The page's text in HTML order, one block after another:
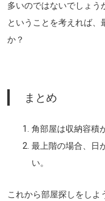
多いのではないでしょう
ということを考えれば、
か？
まとめ
角部屋は収納容積
最上階の場合、日
い。
これから部屋探しをしよ